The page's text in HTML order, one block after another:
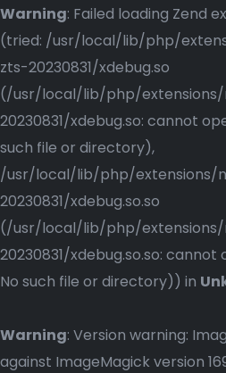
Warning: Failed loading Zend
(tried: /usr/local/lib/php/
zts-20230831/xdebug.so
(/usr/local/lib/php/
20230831/xdebug.so: cannot
such file or directory),
/usr/local/lib/php/extensions/
20230831/xdebug.so.so
(/usr/local/lib/php/
20230831/xdebug.so.so:
No such file or directory)) in
Warning: Version warning:
against ImageMagick version